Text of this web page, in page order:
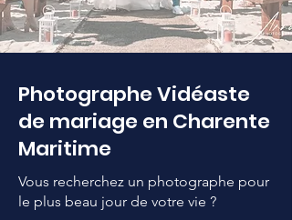
Photographe Vidéaste
de mariage en Charente
Maritime
Vous recherchez un photographe pour
le plus beau jour de votre vie ?